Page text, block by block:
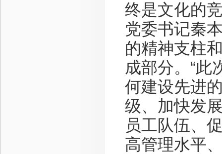
终是文化的
党委书记秦
的精神支柱
成部分。“此
何建设先进
级、加快发
员工队伍、
高管理水平